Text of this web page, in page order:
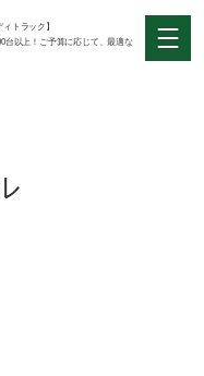
トラック】
台以上！ご予算に応じて、最適な